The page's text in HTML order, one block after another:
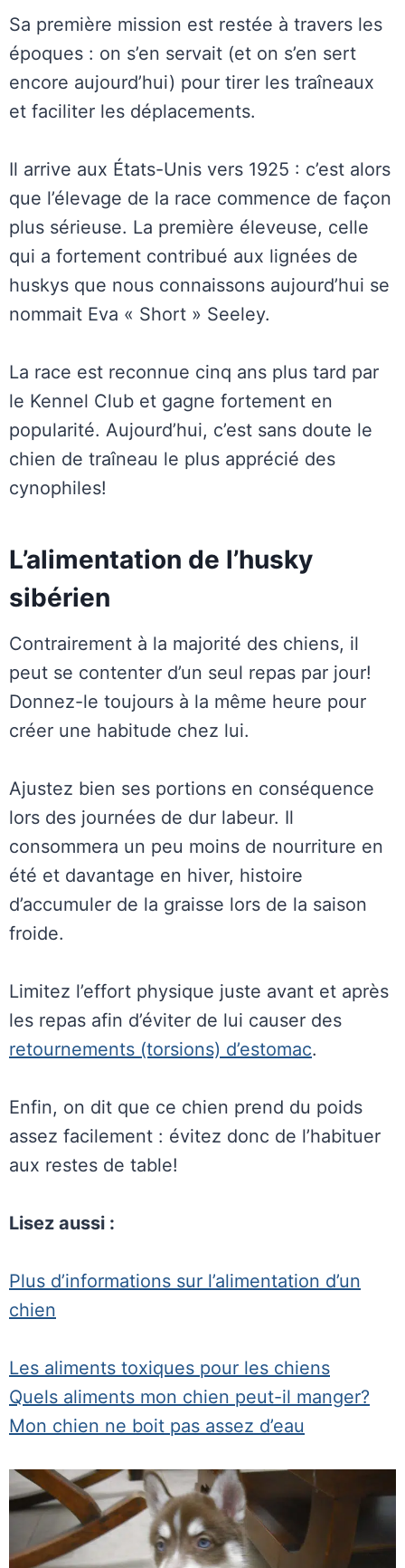
Sa première mission est restée à travers les
époques : on s’en servait (et on s’en sert
encore aujourd’hui) pour tirer les traîneaux
et faciliter les déplacements.
Il arrive aux États-Unis vers 1925 : c’est alors
que l’élevage de la race commence de façon
plus sérieuse. La première éleveuse, celle
qui a fortement contribué aux lignées de
huskys que nous connaissons aujourd’hui se
nommait Eva « Short » Seeley.
La race est reconnue cinq ans plus tard par
le Kennel Club et gagne fortement en
popularité. Aujourd’hui, c’est sans doute le
chien de traîneau le plus apprécié des
cynophiles!
L’alimentation de l’husky
sibérien
Contrairement à la majorité des chiens, il
peut se contenter d’un seul repas par jour!
Donnez-le toujours à la même heure pour
créer une habitude chez lui.
Ajustez bien ses portions en conséquence
lors des journées de dur labeur. Il
consommera un peu moins de nourriture en
été et davantage en hiver, histoire
d’accumuler de la graisse lors de la saison
froide.
Limitez l’effort physique juste avant et après
les repas afin d’éviter de lui causer des
retournements (torsions) d’estomac.
Enfin, on dit que ce chien prend du poids
assez facilement : évitez donc de l’habituer
aux restes de table!
Lisez aussi :
Plus d’informations sur l’alimentation d’un
chien
Les aliments toxiques pour les chiens
Quels aliments mon chien peut-il manger?
Mon chien ne boit pas assez d’eau